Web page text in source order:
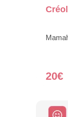
20€